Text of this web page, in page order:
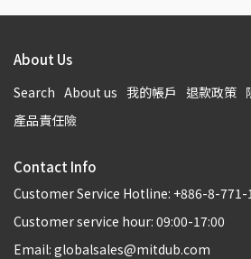
About Us
Search About us 我的帳戶 退款政策
產品責任險
Contact Info
Customer Service Hotline: +886-8-771-
Customer service hour: 09:00-17:00
Email: globalsales@mitdub.com